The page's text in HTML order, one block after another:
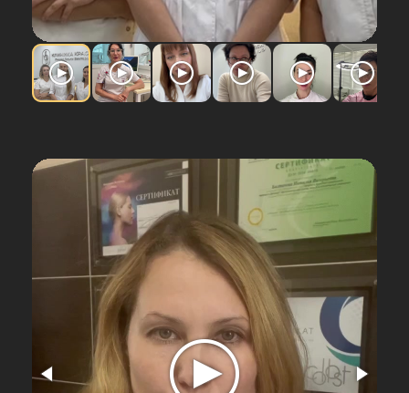
СТОИМОСТЬ:
18.800 руб. или €250
ПОДРОБНЕЕ
ЗАКРЫТЫЙ КЛУБ
КОСМЕТОЛОГОВ
КОСЦОВОЙ Т.Б.